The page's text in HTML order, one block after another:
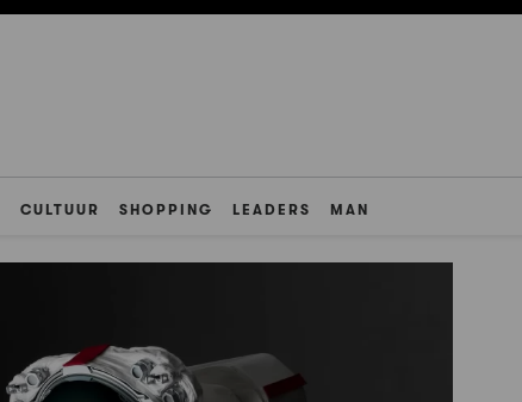
CULTUUR SHOPPING LEADERS MAN